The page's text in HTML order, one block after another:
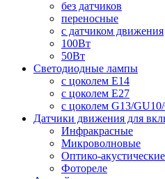
без датчиков
переносные
с датчиком движения
100Вт
50Вт
Светодиодные лампы
с цоколем E14
с цоколем E27
с цоколем G13/
Датчики движения для
Инфракрасные
Микроволновые
Оптико-акустические
Фотореле